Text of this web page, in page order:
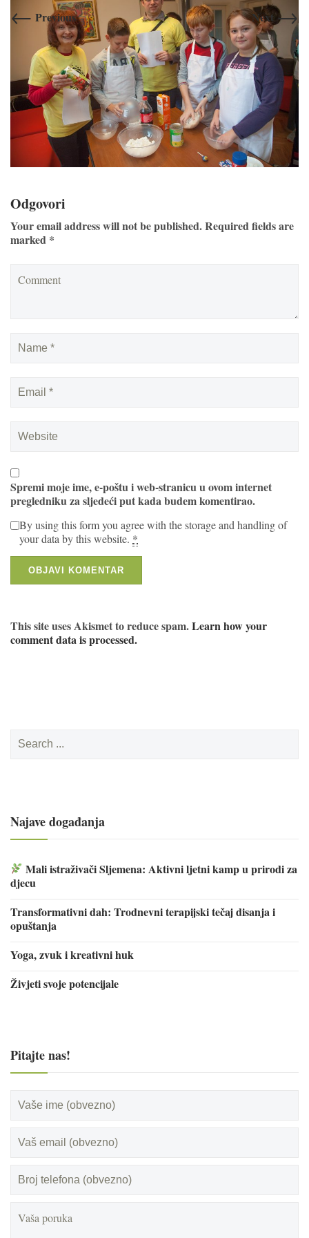
← Previous Next→
Odgovori
Your email address will not be published. Required fields are
marked *
Spremi moje ime, e-poštu i web-stranicu u ovom internet
pregledniku za sljedeći put kada budem komentirao.
By using this form you agree with the storage and handling of
your data by this website. *
This site uses Akismet to reduce spam.Learn how your
comment data is processed.
Search
for:
Najave događanja
Mali istraživači Sljemena: Aktivni ljetni kamp u prirodi za
djecu
Transformativni dah: Trodnevni terapijski tečaj disanja i
opuštanja
Yoga, zvuk i kreativni huk
Živjeti svoje potencijale
Pitajte nas!